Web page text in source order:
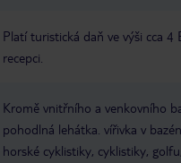
Platí turistická daň ve výši cca
recepci.
Kromě vnitřního a venkovního
pohodlná lehátka. vířivka v
horské cyklistiky, cyklistiky,